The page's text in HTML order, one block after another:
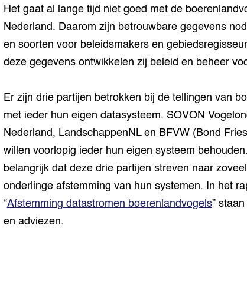
Genetische diversiteit
landbouwhuisdieren
Het gaat al lange tijd niet goed met de
Nederland. Daarom zijn betrouwbare gegevens
en soorten voor beleidsmakers en
deze gegevens ontwikkelen zij beleid en beheer
Er zijn drie partijen betrokken bij de tellingen van
met ieder hun eigen datasysteem. SOVON
Nederland, LandschappenNL en BFVW (Bond
willen voorlopig ieder hun eigen systeem
belangrijk dat deze drie partijen streven naar
onderlinge afstemming van hun systemen. In het
“Afstemming datastromen boerenlandvogels”
en adviezen.